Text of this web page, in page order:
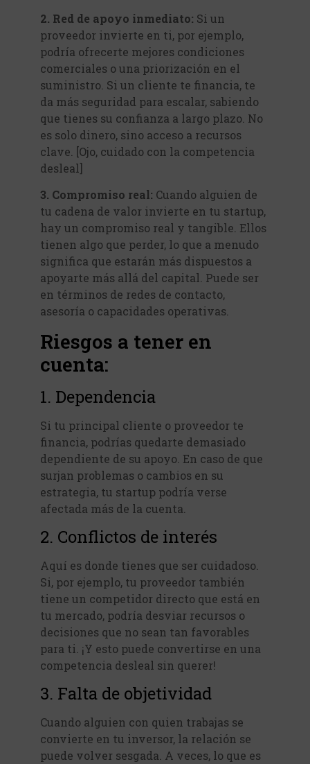
2. Red de apoyo inmediato: Si un
proveedor invierte en ti, por ejemplo,
podría ofrecerte mejores condiciones
comerciales o una priorización en el
suministro. Si un cliente te financia, te
da más seguridad para escalar, sabiendo
que tienes su confianza a largo plazo. No
es solo dinero, sino acceso a recursos
clave. [Ojo, cuidado con la competencia
desleal]
3. Compromiso real: Cuando alguien de
tu cadena de valor invierte en tu startup,
hay un compromiso real y tangible. Ellos
tienen algo que perder, lo que a menudo
significa que estarán más dispuestos a
apoyarte más allá del capital. Puede ser
en términos de redes de contacto,
asesoría o capacidades operativas.
Riesgos a tener en
cuenta:
1. Dependencia
Si tu principal cliente o proveedor te
financia, podrías quedarte demasiado
dependiente de su apoyo. En caso de que
surjan problemas o cambios en su
estrategia, tu startup podría verse
afectada más de la cuenta.
2. Conflictos de interés
Aquí es donde tienes que ser cuidadoso.
Si, por ejemplo, tu proveedor también
tiene un competidor directo que está en
tu mercado, podría desviar recursos o
decisiones que no sean tan favorables
para ti. ¡Y esto puede convertirse en una
competencia desleal sin querer!
3. Falta de objetividad
Cuando alguien con quien trabajas se
convierte en tu inversor, la relación se
puede volver sesgada. A veces, lo que es